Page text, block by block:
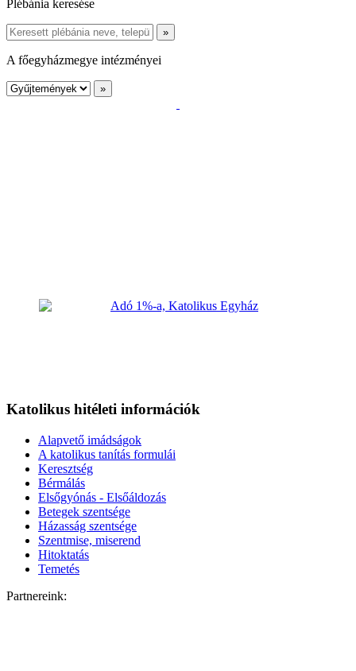
Plébánia keresése
A főegyházmegye intézményei
Katolikus hitéleti információk
Alapvető imádságok
A katolikus tanítás formulái
Keresztség
Bérmálás
Elsőgyónás - Elsőáldozás
Betegek szentsége
Házasság szentsége
Szentmise, miserend
Hitoktatás
Temetés
Partnereink: